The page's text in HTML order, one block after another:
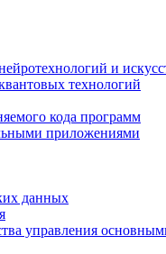
и
технологий
кода программ
приложениями
данных
управления